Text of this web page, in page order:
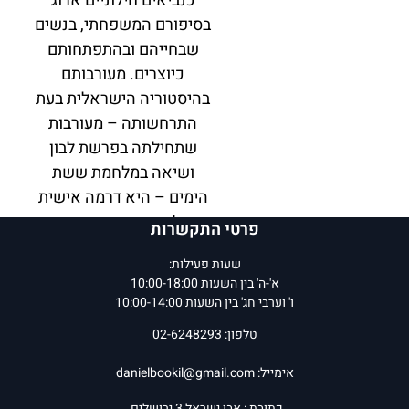
בסיפורם המשפחתי, בנשים
שבחייהם ובהתפתחותם
כיוצרים. מעורבותם
בהיסטוריה הישראלית בעת
התרחשותה – מעורבות
שתחילתה בפרשת לבון
ושיאה במלחמת ששת
הימים – היא דרמה אישית
ופוליטית מסעירה, שאנו
זהו ספרו הרביעי של
ענברי, שהרומנים
ההיסטוריים שלו –
הביתה , הטנק
האדום
פרטי התקשרות
שעות פעילות:
א'-ה' בין השעות 10:00-18:00
ו' וערבי חג' בין השעות 10:00-14:00
טלפון: 02-6248293
אימייל:danielbookil@gmail.com